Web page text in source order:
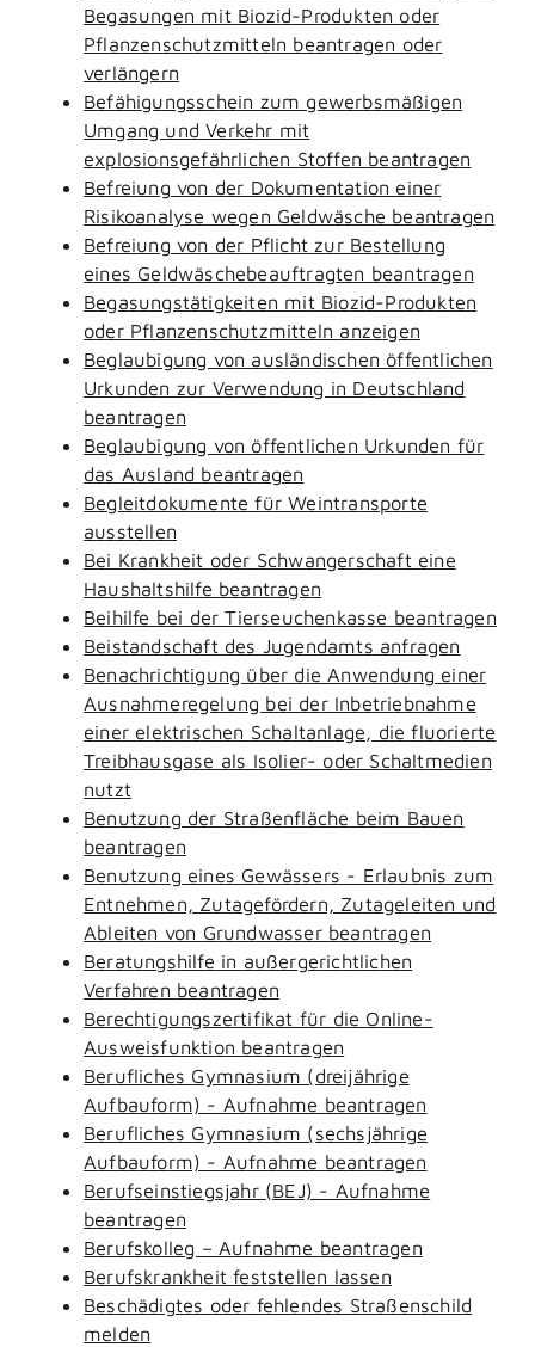
Begasungen mit Biozid-Produkten oder
Pflanzenschutzmitteln beantragen oder
verlängern
Befähigungsschein zum gewerbsmäßigen
Umgang und Verkehr mit
explosionsgefährlichen Stoffen beantragen
Befreiung von der Dokumentation einer
Risikoanalyse wegen Geldwäsche beantragen
Befreiung von der Pflicht zur Bestellung
eines Geldwäschebeauftragten beantragen
Begasungstätigkeiten mit Biozid-Produkten
oder Pflanzenschutzmitteln anzeigen
Beglaubigung von ausländischen öffentlichen
Urkunden zur Verwendung in Deutschland
beantragen
Beglaubigung von öffentlichen Urkunden für
das Ausland beantragen
Begleitdokumente für Weintransporte
ausstellen
Bei Krankheit oder Schwangerschaft eine
Haushaltshilfe beantragen
Beihilfe bei der Tierseuchenkasse beantragen
Beistandschaft des Jugendamts anfragen
Benachrichtigung über die Anwendung einer
Ausnahmeregelung bei der Inbetriebnahme
einer elektrischen Schaltanlage, die fluorierte
Treibhausgase als Isolier- oder Schaltmedien
nutzt
Benutzung der Straßenfläche beim Bauen
beantragen
Benutzung eines Gewässers - Erlaubnis zum
Entnehmen, Zutagefördern, Zutageleiten und
Ableiten von Grundwasser beantragen
Beratungshilfe in außergerichtlichen
Verfahren beantragen
Berechtigungszertifikat für die Online-
Ausweisfunktion beantragen
Berufliches Gymnasium (dreijährige
Aufbauform) - Aufnahme beantragen
Berufliches Gymnasium (sechsjährige
Aufbauform) - Aufnahme beantragen
Berufseinstiegsjahr (BEJ) - Aufnahme
beantragen
Berufskolleg – Aufnahme beantragen
Berufskrankheit feststellen lassen
Beschädigtes oder fehlendes Straßenschild
melden